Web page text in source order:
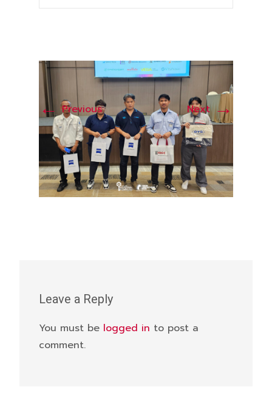
←Previous Next→
Leave a Reply
You must be logged in to post a
comment.